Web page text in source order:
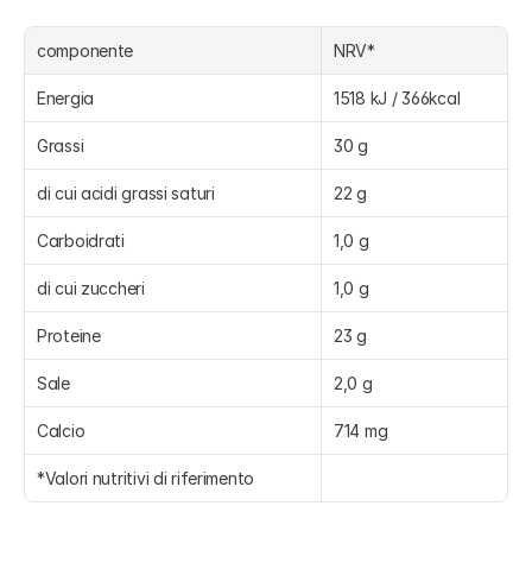
componente NRV*
Energia 1518 kJ / 366kcal
Grassi 30 g
di cui acidi grassi saturi 22 g
Carboidrati 1,0 g
di cui zuccheri 1,0 g
Proteine 23 g
Sale 2,0 g
Calcio 714 mg
*Valori nutritivi di riferimento